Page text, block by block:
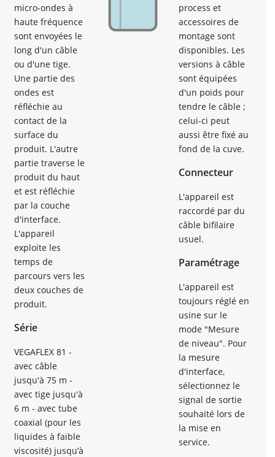
micro-ondes à
haute fréquence
sont envoyées le
long d'un câble
ou d'une tige.
Une partie des
ondes est
réﬂéchie au
contact de la
surface du
produit. L'autre
partie traverse le
produit du haut
et est réﬂéchie
par la couche
d'interface.
L'appareil
exploite les
temps de
parcours vers les
deux couches de
produit.
Série
VEGAFLEX 81 -
avec câble
jusqu'à 75 m -
avec tige jusqu'à
6 m - avec tube
coaxial (pour les
liquides à faible
viscosité) jusqu’à
process et
accessoires de
montage sont
disponibles. Les
versions à câble
sont équipées
d'un poids pour
tendre le câble ;
celui-ci peut
aussi être fixé au
fond de la cuve.
Connecteur
L'appareil est
raccordé par du
câble bifilaire
usuel.
Paramétrage
L'appareil est
toujours réglé en
usine sur le
mode "Mesure
de niveau". Pour
la mesure
d'interface,
sélectionnez le
signal de sortie
souhaité lors de
la mise en
service.